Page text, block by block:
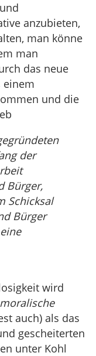
anzubieten,
man könne
man
das neue
einem
und die
der
Bürger,
Schicksal
Bürger
wird
auch) als das
gescheiterten
unter Kohl